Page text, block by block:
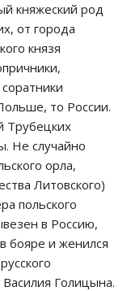
княжеский род
от города
князя
то России.
Трубецких
Не случайно
орла,
Литовского)
польского
в Россию,
бояре и женился
Голицына.